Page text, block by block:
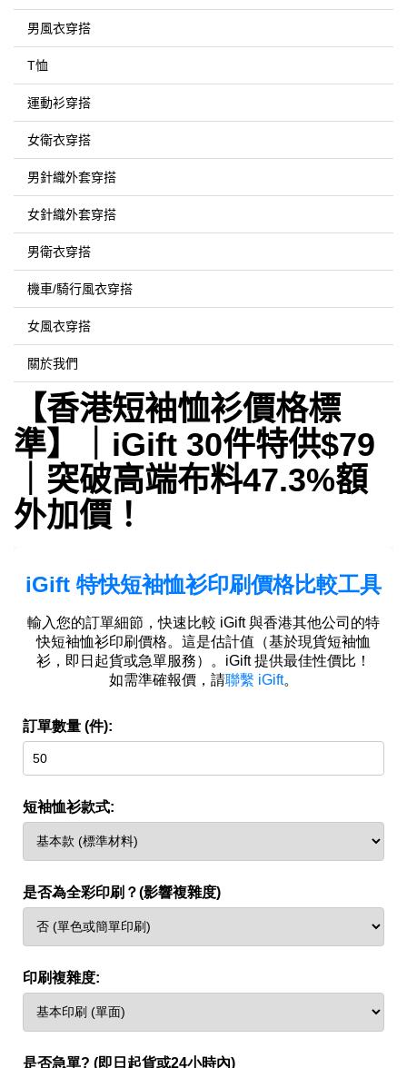
男風衣穿搭
T恤
運動衫穿搭
女衛衣穿搭
男針織外套穿搭
女針織外套穿搭
男衛衣穿搭
機車/騎行風衣穿搭
女風衣穿搭
關於我們
【香港短袖恤衫價格標
準】｜iGift 30件特供$79
｜突破高端布料47.3%額
外加價！​